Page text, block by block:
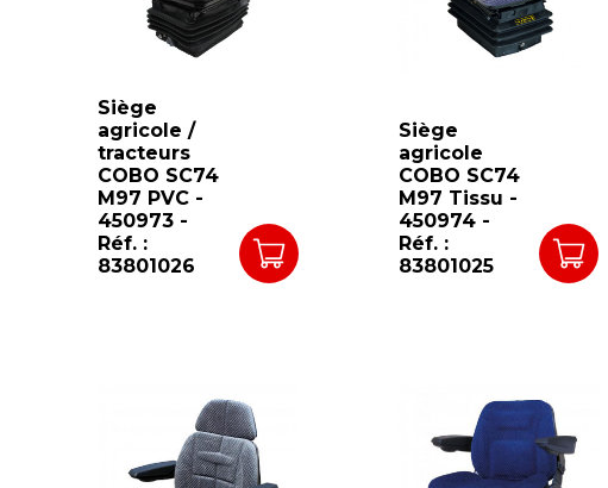
Siège
agricole /
tracteurs
COBO SC74
M97 PVC -
450973 -
Réf. :
83801026
Siège
agricole
COBO SC74
M97 Tissu -
450974 -
Réf. :
83801025